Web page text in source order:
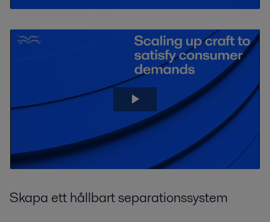
Skapa ett hållbart separationssystem